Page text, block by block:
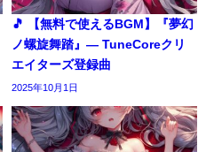
🎵 【無料で使えるBGM】『夢幻
ノ螺旋舞踏』― TuneCoreクリ
エイターズ登録曲
2025年10月1日